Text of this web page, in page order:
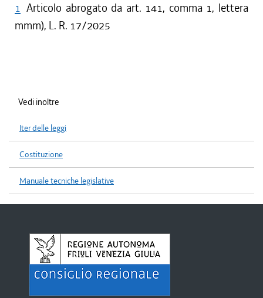
1 Articolo abrogato da art. 141, comma 1, lettera
mmm), L. R. 17/2025
Vedi inoltre
Iter delle leggi
Costituzione
Manuale tecniche legislative